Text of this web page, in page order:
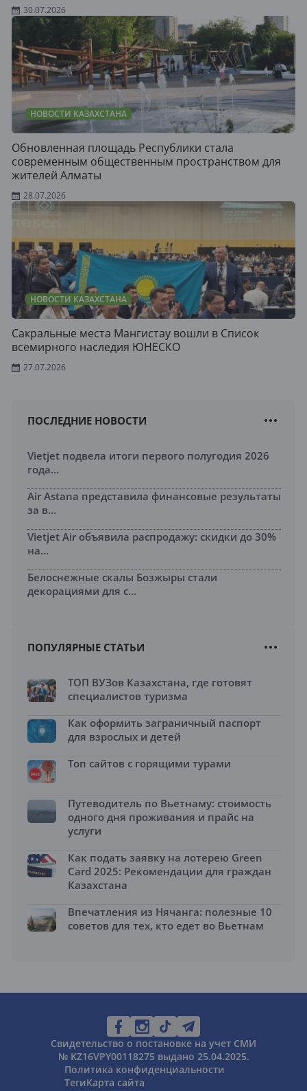
30.07.2026
НОВОСТИ КАЗАХСТАНА
Обновленная площадь Республики стала
современным общественным пространством для
жителей Алматы
28.07.2026
НОВОСТИ КАЗАХСТАНА
Сакральные места Мангистау вошли в Список
всемирного наследия ЮНЕСКО
27.07.2026
ПОСЛЕДНИЕ НОВОСТИ
Vietjet подвела итоги первого полугодия 2026
года...
Air Astana представила финансовые результаты
за в...
Vietjet Air объявила распродажу: скидки до 30%
на...
Белоснежные скалы Бозжыры стали
декорациями для с...
ПОПУЛЯРНЫЕ СТАТЬИ
ТОП ВУЗов Казахстана, где готовят
специалистов туризма
Как оформить заграничный паспорт
для взрослых и детей
Топ сайтов с горящими турами
Путеводитель по Вьетнаму: стоимость
одного дня проживания и прайс на
услуги
Как подать заявку на лотерею Green
Card 2025: Рекомендации для граждан
Казахстана
Впечатления из Нячанга: полезные 10
советов для тех, кто едет во Вьетнам
Свидетельство о постановке на учет СМИ
№ KZ16VPY00118275 выдано 25.04.2025.
Политика конфиденциальности
ТегиКарта сайта